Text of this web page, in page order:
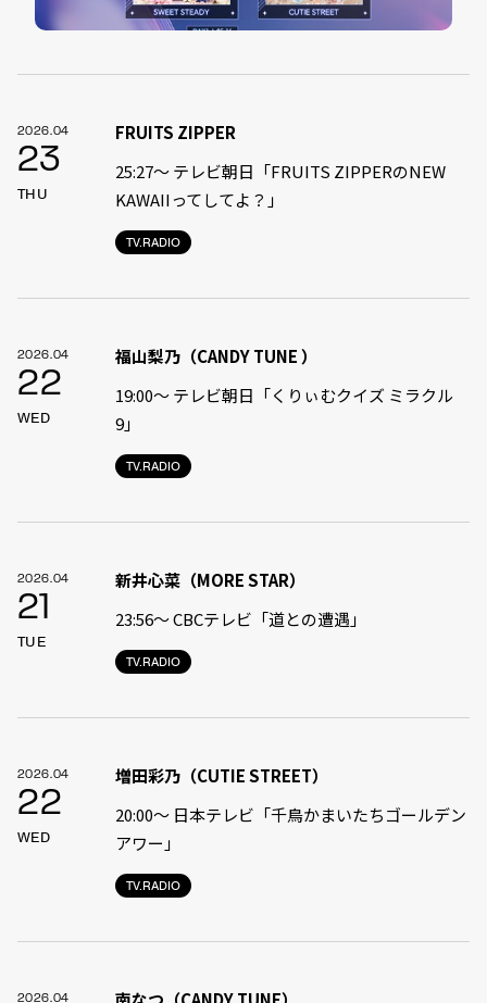
2026.04
23
THU
TV.RADIO
FRUITS ZIPPER
25:27～ テレビ朝日「FRUITS ZIPPERのNEW
KAWAIIってしてよ？」
2026.04
22
WED
TV.RADIO
福山梨乃（CANDY TUNE ）
19:00〜 テレビ朝日「くりぃむクイズ ミラクル
9」
2026.04
21
TUE
TV.RADIO
新井心菜（MORE STAR）
23:56〜 CBCテレビ「道との遭遇」
2026.04
22
WED
TV.RADIO
増田彩乃（CUTIE STREET）
20:00〜 日本テレビ「千鳥かまいたちゴールデン
アワー」
2026.04